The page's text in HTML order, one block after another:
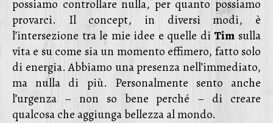
possiamo controllare nulla, per quanto possiamo
provarci. Il concept, in diversi modi, è
l’intersezione tra le mie idee e quelle diTim sulla
vita e su come sia un momento effimero, fatto solo
di energia. Abbiamo una presenza nell’immediato,
ma nulla di più. Personalmente sento anche
l’urgenza – non so bene perché – di creare
qualcosa che aggiunga bellezza al mondo.